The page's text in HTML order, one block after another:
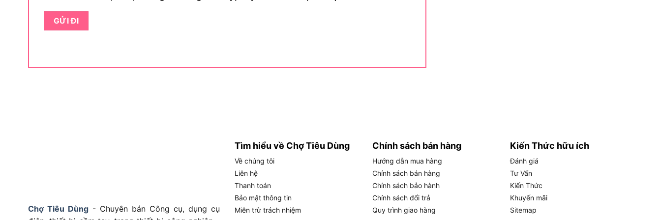
Hộ gia đình: Sơn sửa, thay đèn, trang trí nhà cửa.
Thợ chuyên nghiệp: Thi công công trình, lắp biển quảng cáo.
Hướng dẫn cơ bản để dùng và giữ thang nhôm NIKITA NIKA30 bền lâu
Việc sử dụng thang nhôm chữ A khóa sập tự động NIKITA NIKA30 cần tuân theo các bước cơ bản để
đảm bảo an toàn và kéo dài tuổi thọ sản phẩm. Bạn nên kiểm tra thang trước khi dùng, đặt đúng vị trí,
và bảo quản cẩn thận sau mỗi lần sử dụng, giúp thang luôn hoạt động tốt và an toàn.
Chợ Tiêu Dùng - Chuyên bán Công cụ, dụng cụ
Tìm hiểu về Chợ Tiêu Dùng
Về chúng tôi
Liên hệ
Thanh toán
Bảo mật thông tin
Miễn trừ trách nhiệm
Chính sách bán hàng
Hướng dẫn mua hàng
Chính sách bán hàng
Chính sách bảo hành
Chính sách đổi trả
Quy trình giao hàng
Kiến Thức hữu ích
Đánh giá
Tư Vấn
Kiến Thức
Khuyến mãi
Sitemap